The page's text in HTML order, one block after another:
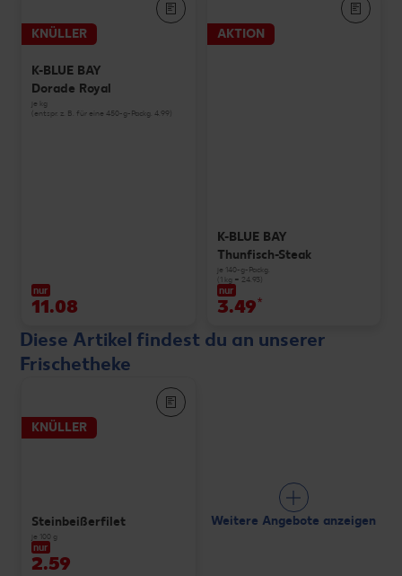
KNÜLLER
K-BLUE BAY
Dorade Royal
je kg
(entspr. z. B. für eine 450-g-Packg. 4.99)
nur
11.08
AKTION
K-BLUE BAY
Thunfisch-Steak
je 140-g-Packg.
(1 kg = 24.93)
nur
3.49*
Diese Artikel findest du an unserer
Frischetheke
KNÜLLER
Steinbeißerfilet
je 100 g
nur
2.59
Weitere Angebote anzeigen